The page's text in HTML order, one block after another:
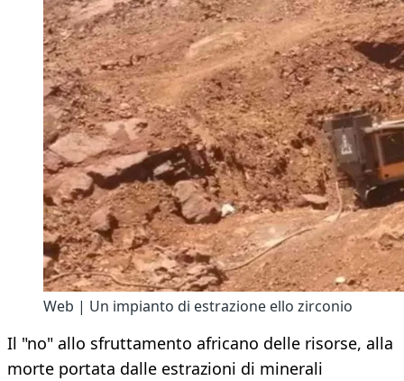
Web | Un impianto di estrazione ello zirconio
Il "no" allo sfruttamento africano delle risorse, alla
morte portata dalle estrazioni di minerali